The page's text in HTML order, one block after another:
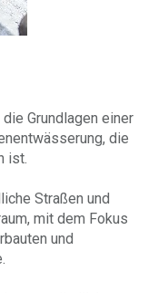
Grundlagen einer
die
ist.
Straßen und
mit dem Fokus
und